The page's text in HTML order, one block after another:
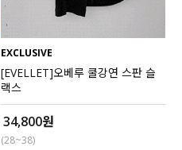
EXCLUSIVE
[EVELLET]오베루 쿨강연 스판 슬
랙스
34,800원
(28~38)